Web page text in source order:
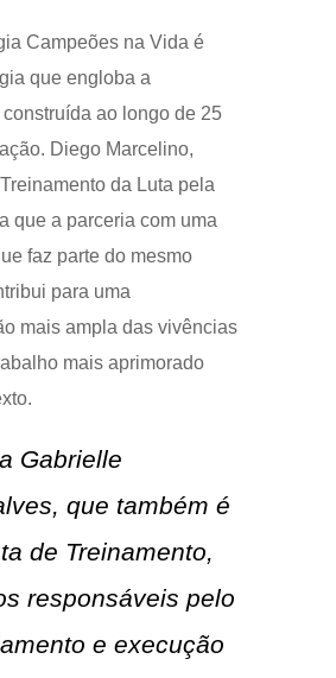
Campeões na Vida é
que engloba a
ao longo de 25
Diego Marcelino,
da Luta pela
que a parceria com uma
faz parte do mesmo
para uma
mais ampla das vivências
mais aprimorado
Gabrielle
que também é
de Treinamento,
responsáveis pelo
e execução